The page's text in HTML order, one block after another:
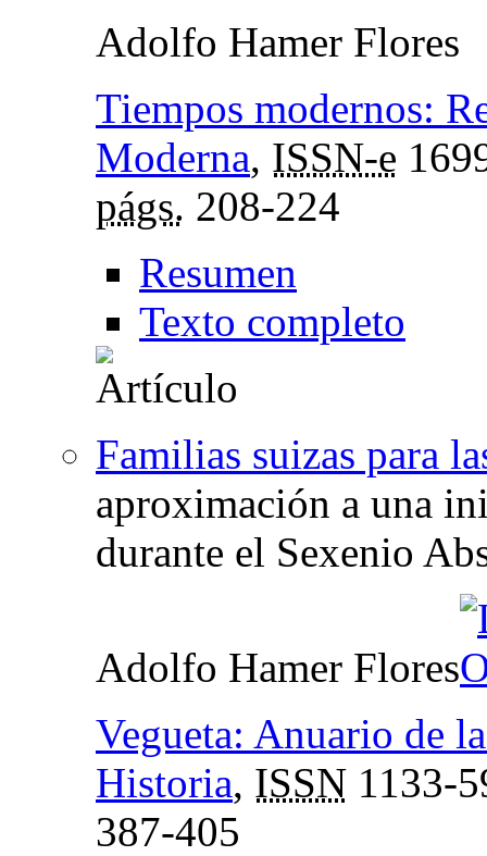
Adolfo Hamer Flores
Tiempos modernos:
Moderna, ISSN-e
págs. 208-224
Resumen
Texto completo
Familias suizas para
aproximación a una
durante el Sexenio
Adolfo Hamer Flores
Vegueta: Anuario de
Historia, ISSN 1133-
387-405